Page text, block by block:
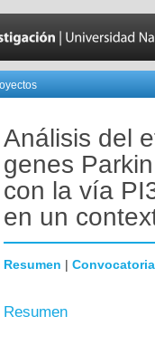
Análisis del
genes
con la vía
en un
Resumen | Convocatoria
Resumen